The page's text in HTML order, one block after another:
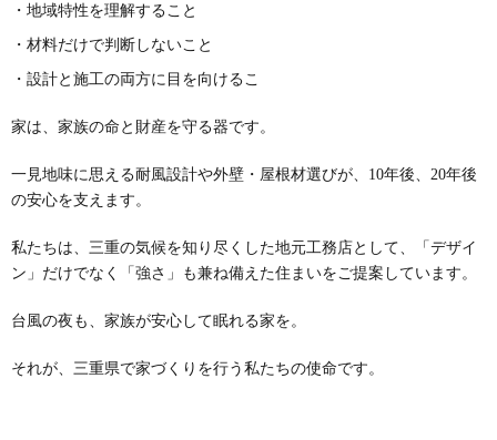
・地域特性を理解すること
・材料だけで判断しないこと
・設計と施工の両方に目を向けるこ
家は、家族の命と財産を守る器です。
一見地味に思える耐風設計や外壁・屋根材選びが、10年後、20年後
の安心を支えます。
私たちは、三重の気候を知り尽くした地元工務店として、「デザイ
ン」だけでなく「強さ」も兼ね備えた住まいをご提案しています。
台風の夜も、家族が安心して眠れる家を。
それが、三重県で家づくりを行う私たちの使命です。